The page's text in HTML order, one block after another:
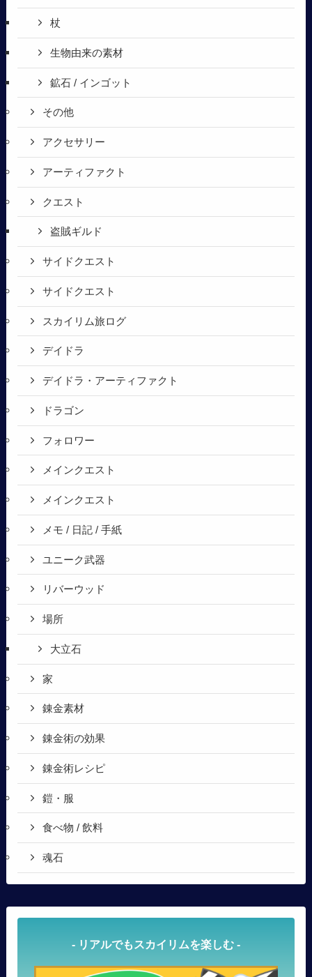
杖
生物由来の素材
鉱石 / インゴット
その他
アクセサリー
アーティファクト
クエスト
盗賊ギルド
サイドクエスト
サイドクエスト
スカイリム旅ログ
デイドラ
デイドラ・アーティファクト
ドラゴン
フォロワー
メインクエスト
メインクエスト
メモ / 日記 / 手紙
ユニーク武器
リバーウッド
場所
大立石
家
錬金素材
錬金術の効果
錬金術レシピ
鎧・服
食べ物 / 飲料
魂石
- リアルでもスカイリムを楽しむ -